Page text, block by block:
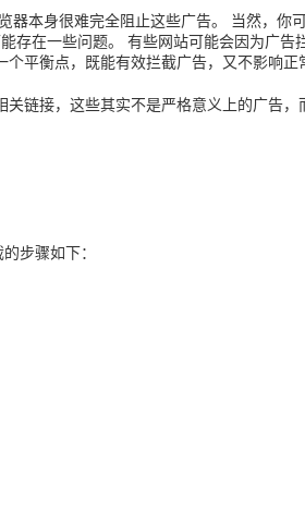
本身很难完全阻止这些广告。 当然，
在一些问题。 有些网站可能会因为广
平衡点，既能有效拦截广告，又不影响正
链接，这些其实不是严格意义上的广告
步骤如下：